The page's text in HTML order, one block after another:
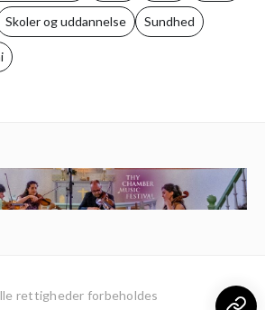
Skoler og uddannelse Sundhed
rettigheder forbeholdes